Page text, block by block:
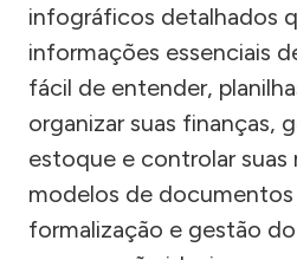
infográficos detalhados
informações essenciais
fácil de entender,
organizar suas finanças,
estoque e controlar suas
modelos de documentos
formalização e gestão